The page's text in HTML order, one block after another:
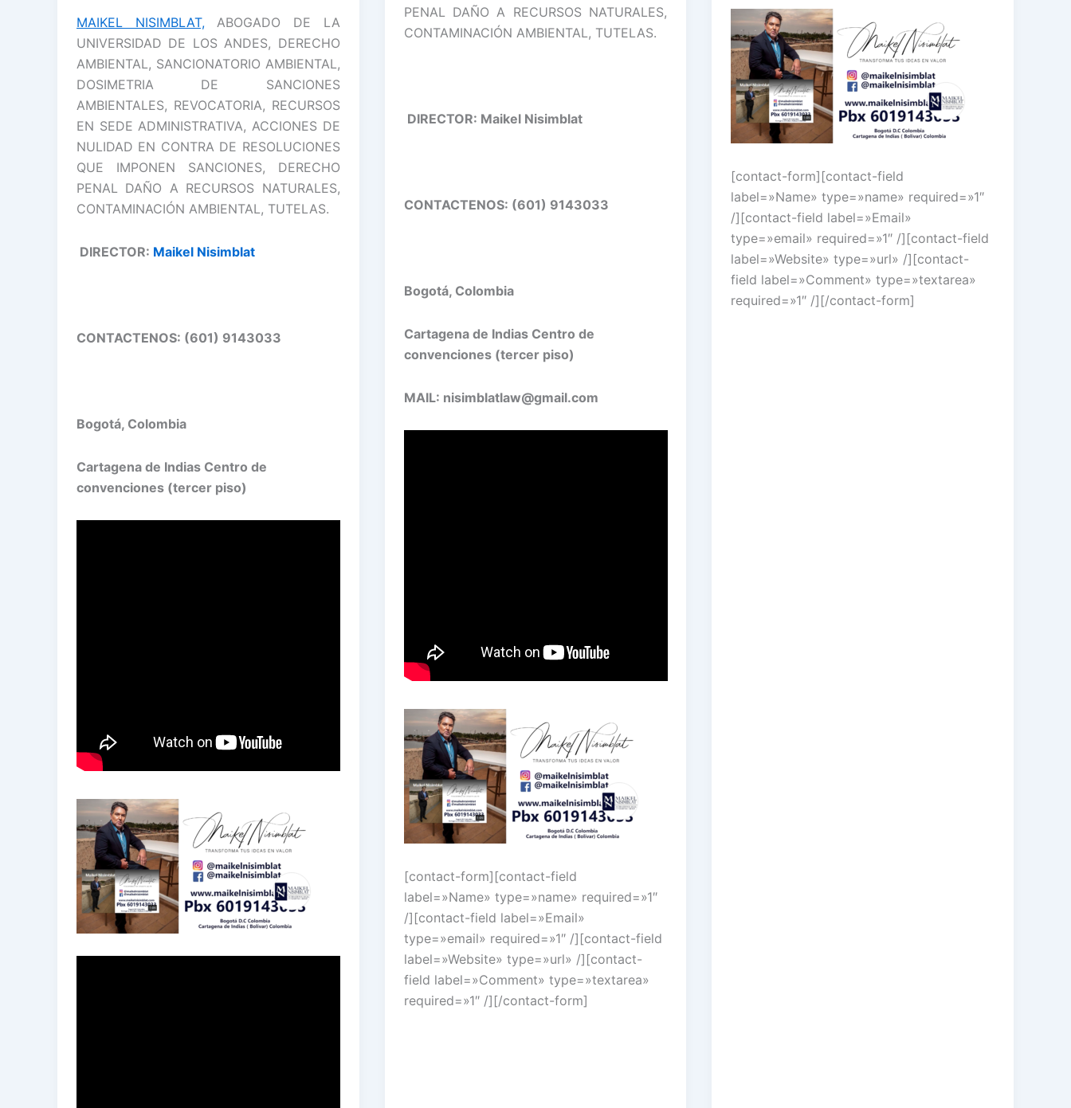
MAIKEL NISIMBLAT,ABOGADO DE LA
UNIVERSIDAD DE LOS ANDES, DERECHO
AMBIENTAL, SANCIONATORIO AMBIENTAL,
DOSIMETRIA DE SANCIONES
AMBIENTALES, REVOCATORIA, RECURSOS
EN SEDE ADMINISTRATIVA, ACCIONES DE
NULIDAD EN CONTRA DE RESOLUCIONES
QUE IMPONEN SANCIONES, DERECHO
PENAL DAÑO A RECURSOS NATURALES,
CONTAMINACIÓN AMBIENTAL, TUTELAS.
DIRECTOR: Maikel Nisimblat
CONTACTENOS: (601) 9143033
Bogotá, Colombia
Cartagena de Indias Centro de
convenciones (tercer piso)
PENAL DAÑO A RECURSOS NATURALES,
CONTAMINACIÓN AMBIENTAL, TUTELAS.
DIRECTOR: Maikel Nisimblat
CONTACTENOS: (601) 9143033
Bogotá, Colombia
Cartagena de Indias Centro de
convenciones (tercer piso)
MAIL: nisimblatlaw@gmail.com
[contact-form][contact-field
label=»Name» type=»name» required=»1″
/][contact-field label=»Email»
type=»email» required=»1″ /][contact-field
label=»Website» type=»url» /][contact-
field label=»Comment» type=»textarea»
required=»1″ /][/contact-form]
[contact-form][contact-field
label=»Name» type=»name» required=»1″
/][contact-field label=»Email»
type=»email» required=»1″ /][contact-field
label=»Website» type=»url» /][contact-
field label=»Comment» type=»textarea»
required=»1″ /][/contact-form]